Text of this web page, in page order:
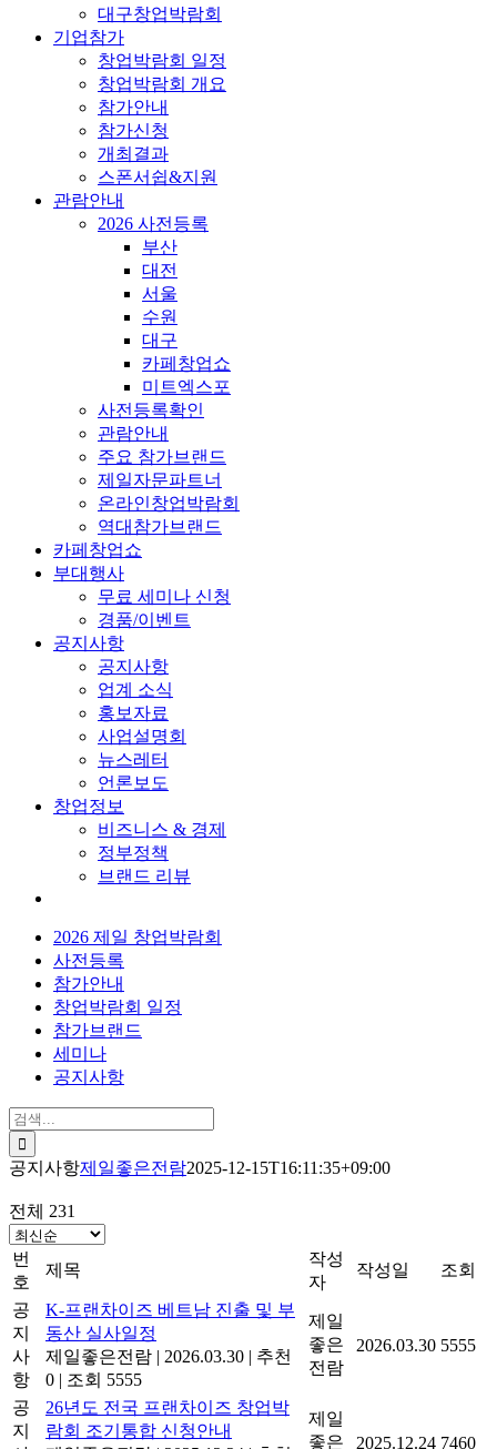
대구창업박람회
기업참가
창업박람회 일정
창업박람회 개요
참가안내
참가신청
개최결과
스폰서쉽&지원
관람안내
2026 사전등록
부산
대전
서울
수원
대구
카페창업쇼
미트엑스포
사전등록확인
관람안내
주요 참가브랜드
제일자문파트너
온라인창업박람회
역대참가브랜드
카페창업쇼
부대행사
무료 세미나 신청
경품/이벤트
공지사항
공지사항
업계 소식
홍보자료
사업설명회
뉴스레터
언론보도
창업정보
비즈니스 & 경제
정부정책
브랜드 리뷰
2026 제일 창업박람회
사전등록
참가안내
창업박람회 일정
참가브랜드
세미나
공지사항
검
색:
공지사항제일좋은전람2025-12-15T16:11:35+09:00
전체 231
번
호
제목
작성
자
작성일 조회
공
지
사
항
K-프랜차이즈 베트남 진출 및 부
동산 실사일정
제일좋은전람 | 2026.03.30 | 추천
0 | 조회 5555
제일
좋은
전람
2026.03.30 5555
공
지
26년도 전국 프랜차이즈 창업박
람회 조기통합 신청안내
제일
좋은
2025.12.24 7460